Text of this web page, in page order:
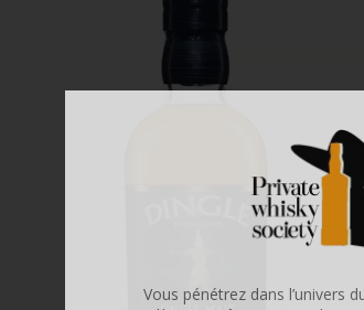
Vous pénétrez dans l’univers